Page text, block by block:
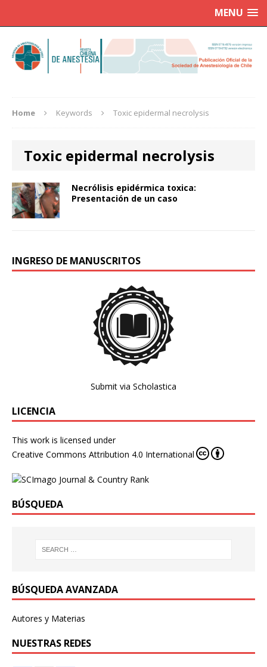
MENU
Home Keywords Toxic epidermal necrolysis
Toxic epidermal necrolysis
Necrólisis epidérmica toxica:
Presentación de un caso
INGRESO DE MANUSCRITOS
Submit via Scholastica
LICENCIA
This work is licensed under
Creative Commons Attribution 4.0 International
BÚSQUEDA
BÚSQUEDA AVANZADA
Autores y Materias
NUESTRAS REDES